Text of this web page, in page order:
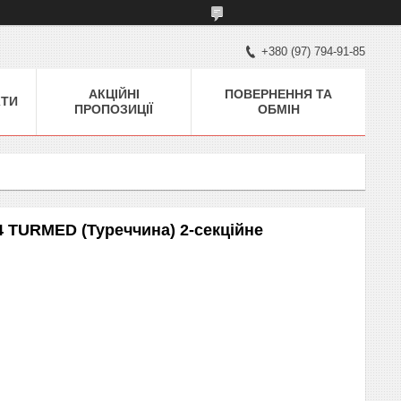
+380 (97) 794-91-85
АКЦІЙНІ
ПРОПОЗИЦІЇ
ПОВЕРНЕННЯ ТА
ОБМІН
(Туреччина) 2-секційне